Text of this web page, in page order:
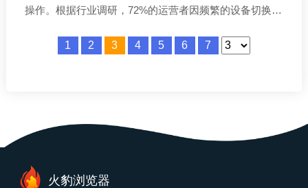
操作。根据行业调研，72%的运营者因频繁的设备切换、
位。火豹指纹浏览器通过环境恢复
1 2 3 4 5 6 7
火豹浏览器